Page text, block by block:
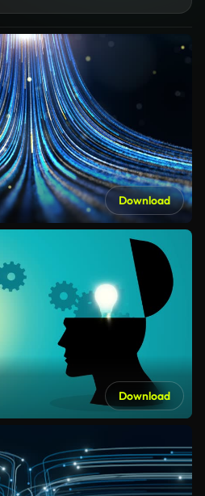
Download
Download